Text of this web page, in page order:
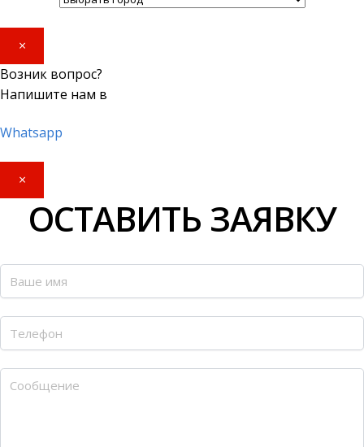
×
Возник вопрос?
Напишите нам в
Whatsapp
×
ОСТАВИТЬ ЗАЯВКУ